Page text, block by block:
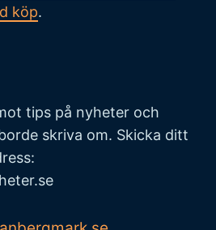
köp.
tips på nyheter och
skriva om. Skicka ditt